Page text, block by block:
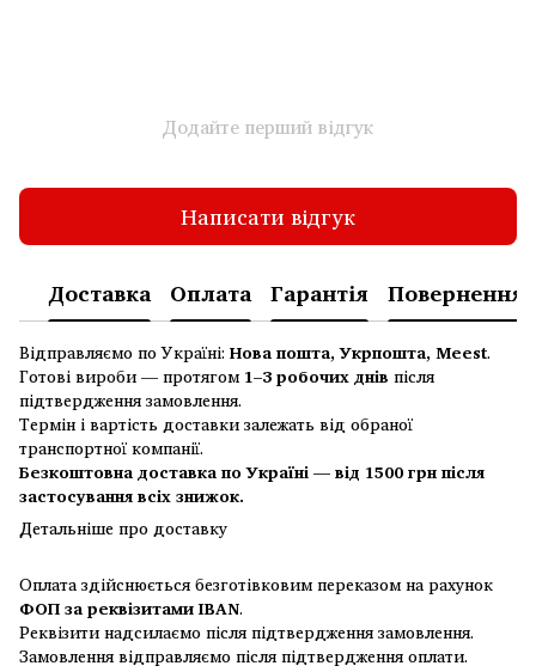
Додайте перший відгук
Написати відгук
Доставка Оплата Гарантія Повернення
Відправляємо по Україні: Нова пошта, Укрпошта, Meest.
Готові вироби — протягом 1–3 робочих днів після
підтвердження замовлення.
Термін і вартість доставки залежать від обраної
транспортної компанії.
Безкоштовна доставка по Україні — від 1500 грн після
застосування всіх знижок.
Детальніше про доставку
Оплата здійснюється безготівковим переказом на рахунок
ФОП за реквізитами IBAN.
Реквізити надсилаємо після підтвердження замовлення.
Замовлення відправляємо після підтвердження оплати.